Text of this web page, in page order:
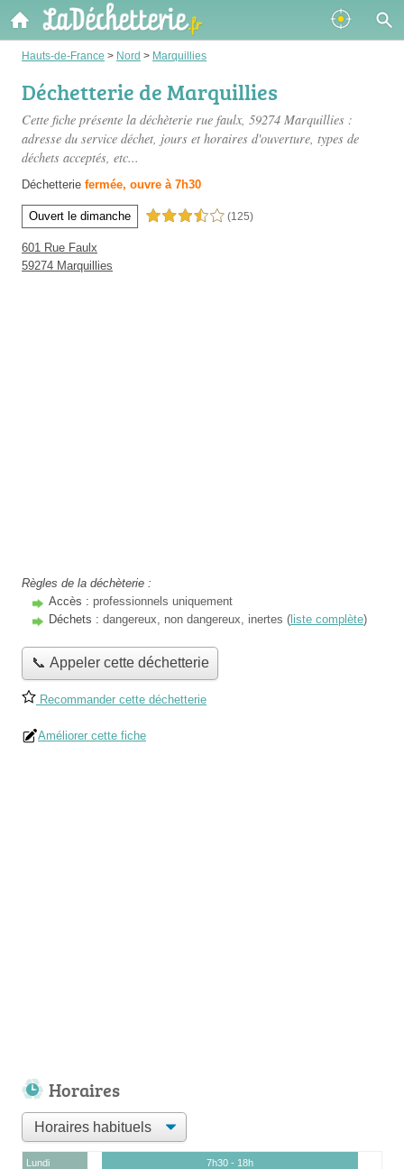
Hauts-de-France > Nord > Marquillies
Déchetterie de Marquillies
Cette fiche présente la déchèterie rue faulx, 59274 Marquillies :
adresse du service déchet, jours et horaires d'ouverture, types de
déchets acceptés, etc...
Déchetterie fermée, ouvre à 7h30
Ouvert le dimanche 3,5 étoiles sur 5 (125)
601 Rue Faulx
59274 Marquillies
Règles de la déchèterie :
Accès : professionnels uniquement
Déchets : dangereux, non dangereux, inertes ( liste complète)
📞 Appeler cette déchetterie
Recommander cette déchetterie
Améliorer cette fiche
Horaires
Lundi
7h30 - 18h